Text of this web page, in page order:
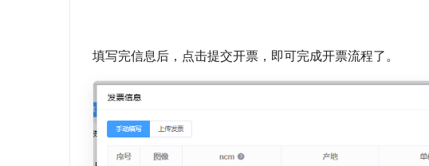
填写完信息后，点击提交开票，即可完成开票流程了。